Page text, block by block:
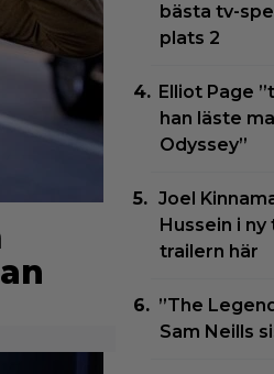
bästa tv-
plats 2
Elliot Page
han läste
Odyssey”
Joel
Hussein i
trailern här
”The
Sam Neills